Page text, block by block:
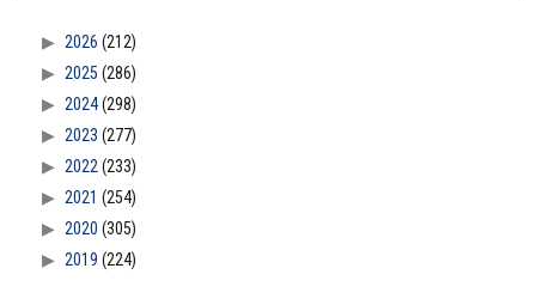
2026 (212)
2025 (286)
2024(298)
2023 (277)
2022 (233)
2021 (254)
2020 (305)
2019 (224)